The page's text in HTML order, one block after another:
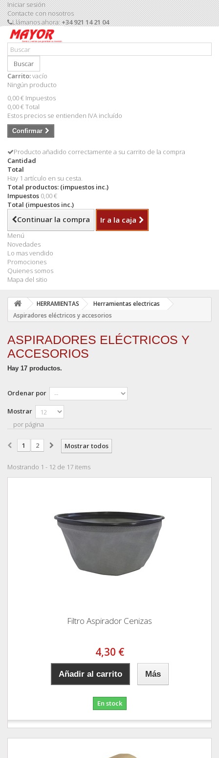
Iniciar sesión
Contacte con nosotros
Llámanos ahora:+34 921 14 21 04
Buscar
Carrito:vacío
Ningún producto
0,00 € Impuestos
0,00 €Total
Estos precios se entienden IVA incluído
Confirmar
Producto añadido correctamente a su carrito de la compra
Cantidad
Total
Hay 1 artículo en su cesta.
Total productos: (impuestos inc.)
Impuestos 0,00 €
Total (impuestos inc.)
Continuar la compra Ir a la caja
Menú
Novedades
Lo mas vendido
Promociones
Quienes somos
Mapa del sitio
HERRAMIENTAS
Herramientas electricas
Aspiradores eléctricos y accesorios
ASPIRADORES ELÉCTRICOS Y
ACCESORIOS
Hay 17 productos.
Ordenar por
Mostrar
por página
Mostrar todos
1 2
Mostrando 1 - 12 de 17 items
Filtro Aspirador Cenizas
4,30 €
Añadir al carrito Más
En stock